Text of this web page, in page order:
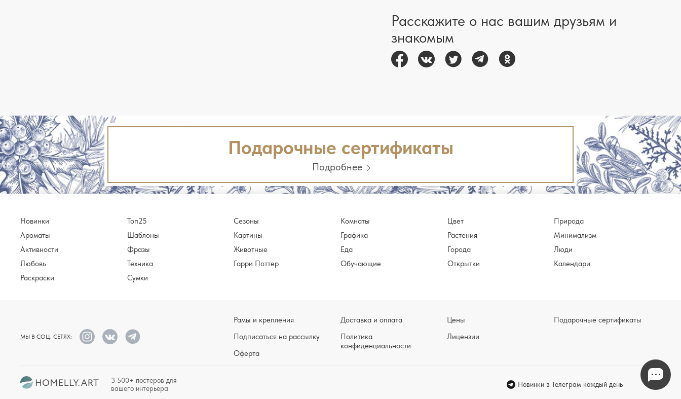
Расскажите о нас вашим друзьям и
знакомым
Подарочные сертификаты
Подробнее
Новинки Топ25 Сезоны Комнаты Цвет
Природа
Ароматы
Шаблоны Картины Графика Растения
Минимализм
Активности
Фразы Животные Еда Города
Люди
Любовь
Техника Гарри Поттер Обучающие Открытки
Календари
Раскраски
Сумки
МЫ В СОЦ. СЕТЯХ:
Рамы и крепления
Подписаться на рассылку
Оферта
Доставка и оплата
Политика
конфиденциальности
Цены
Лицензии
Подарочные сертификаты
3 500+ постеров для
вашего интерьера
Новинки в Телеграм каждый день